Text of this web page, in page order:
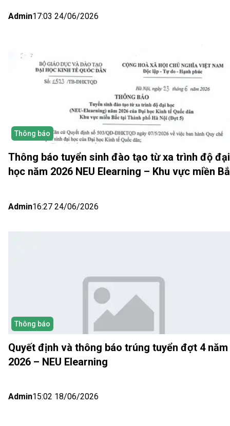
Admin17:03 24/06/2026
Thông báo
Thông báo tuyển sinh đào tạo từ xa trình độ đại
học năm 2026 NEU Elearning – Khu vực miền
Admin16:27 24/06/2026
Thông báo
Quyết định và thông báo trúng tuyển đợt 4 năm
2026 – NEU Elearning
Admin15:02 18/06/2026